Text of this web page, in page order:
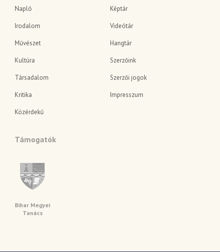
Napló
Irodalom
Művészet
Kultúra
Társadalom
Kritika
Közérdekű
Képtár
Videótár
Hangtár
Szerzőink
Szerzői jogok
Impresszum
Támogatók
Bihar Megyei
Tanács